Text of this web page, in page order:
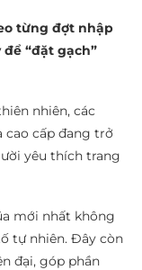
từng đợt nhập
“đặt gạch”
nhiên, các
cao cấp đang trở
yêu thích trang
mới nhất không
tự nhiên. Đây còn
đại, góp phần